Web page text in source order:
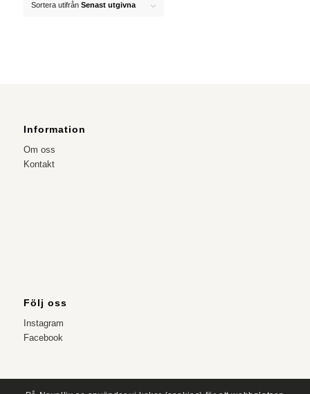
Sortera utifrån Senast utgivna
Information
Om oss
Kontakt
Följ oss
Instagram
Facebook